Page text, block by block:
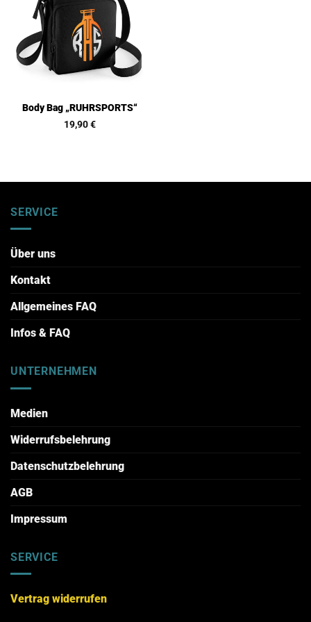
Body Bag „RUHRSPORTS“
19,90€
SERVICE
Über uns
Kontakt
Allgemeines FAQ
Infos & FAQ
UNTERNEHMEN
Medien
Widerrufsbelehrung
Datenschutzbelehrung
AGB
Impressum
SERVICE
Vertrag widerrufen